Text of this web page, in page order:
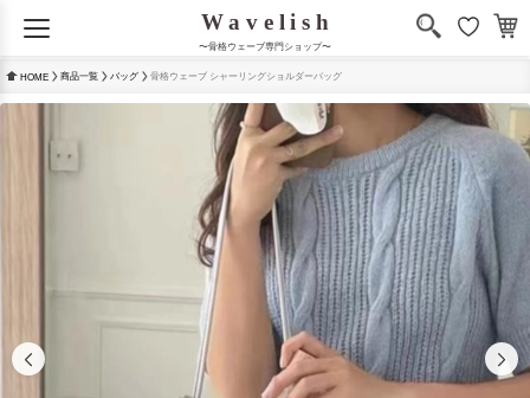
〜骨格ウェーブ専門ショップ〜
HOME 商品一覧 バッグ 骨格ウェーブ シャーリングショルダーバッグ